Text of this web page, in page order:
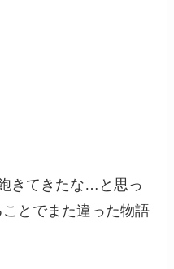
きてきたな…と思っ
とでまた違った物語